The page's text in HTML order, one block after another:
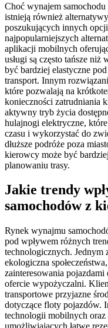
Choć wynajem
istnieją również
poszukujących innych
najpopularniejszych
aplikacji mobilnych
usługi są często tańsze
być bardziej elastyczne
transport. Innym
które pozwalają na
konieczności zatrudniania
aktywny tryb życia
hulajnogi elektryczne,
czasu i wykorzystać do
dłuższe podróże poza
kierowcy może być
planowaniu trasy.
Jakie trendy
samochodów z
Rynek wynajmu
pod wpływem różnych
technologicznych. Jednym
ekologiczna
zainteresowania
ofercie wypożyczalni.
transportowe przyjazne
dotyczące floty pojazdów.
technologii mobilnych